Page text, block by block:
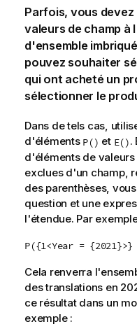
Parfois, vous devez
valeurs de champ
d'ensemble
pouvez souhaiter
qui ont acheté un
sélectionner le
Dans de tels cas,
d'éléments P() et E().
d'éléments de
exclues d'un champ,
des parenthèses,
question et une
l'étendue. Par
P({1<Year = {2021}>}
Cela renverra
des translations en
ce résultat dans un
exemple :